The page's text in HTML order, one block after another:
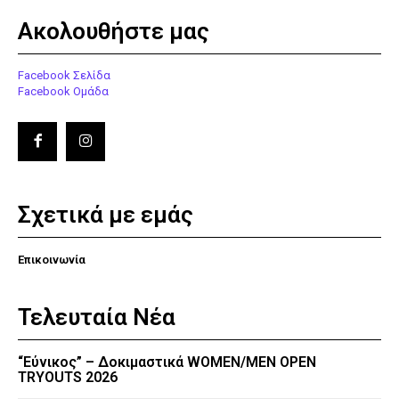
Ακολουθήστε μας
Facebook Σελίδα
Facebook Ομάδα
Σχετικά με εμάς
Επικοινωνία
Τελευταία Νέα
“Εύνικος” – Δοκιμαστικά WOMEN/MEN OPEN
TRYOUTS 2026